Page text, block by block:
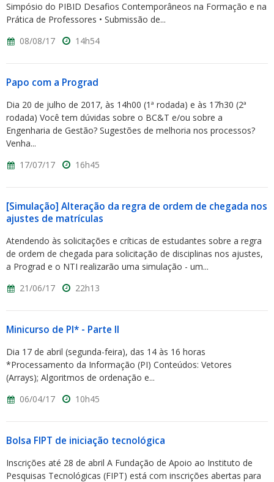
Simpósio do PIBID Desafios Contemporâneos na Formação e na
Prática de Professores • Submissão de...
08/08/17
14h54
Papo com a Prograd
Dia 20 de julho de 2017, às 14h00 (1ª rodada) e às 17h30 (2ª
rodada) Você tem dúvidas sobre o BC&T e/ou sobre a
Engenharia de Gestão? Sugestões de melhoria nos processos?
Venha...
17/07/17
16h45
[Simulação] Alteração da regra de ordem de chegada nos
ajustes de matrículas
Atendendo às solicitações e críticas de estudantes sobre a regra
de ordem de chegada para solicitação de disciplinas nos ajustes,
a Prograd e o NTI realizarão uma simulação - um...
21/06/17
22h13
Minicurso de PI* - Parte II
Dia 17 de abril (segunda-feira), das 14 às 16 horas
*Processamento da Informação (PI) Conteúdos: Vetores
(Arrays); Algoritmos de ordenação e...
06/04/17
10h45
Bolsa FIPT de iniciação tecnológica
Inscrições até 28 de abril A Fundação de Apoio ao Instituto de
Pesquisas Tecnológicas (FIPT) está com inscrições abertas para